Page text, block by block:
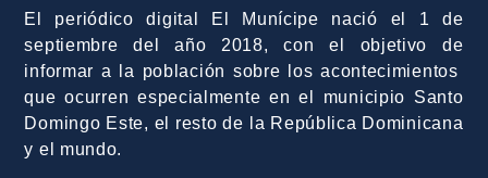
El periódico digital El Munícipe nació el 1 de
septiembre del año 2018, con el objetivo de
informar a la población sobre los acontecimientos
que ocurren especialmente en el municipio Santo
Domingo Este, el resto de la República Dominicana
y el mundo.